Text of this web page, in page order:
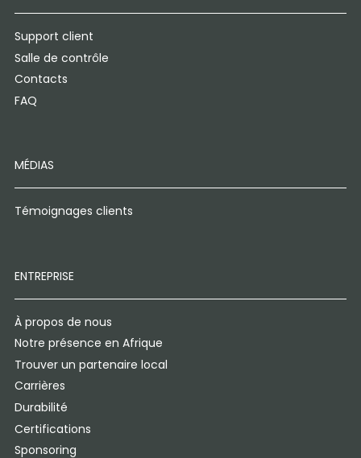
Support client
Salle de contrôle
Contacts
FAQ
MÉDIAS
Témoignages clients
ENTREPRISE
À propos de nous
Notre présence en Afrique
Trouver un partenaire local
Carrières
Durabilité
Certifications
Sponsoring